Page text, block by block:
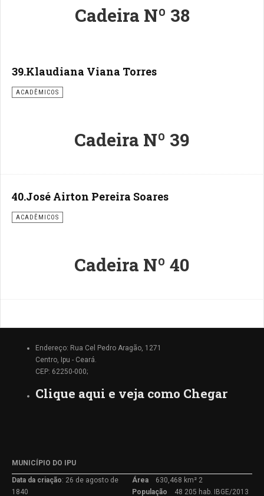
Cadeira Nº 38
39.Klaudiana Viana Torres
ACADÊMICOS
Cadeira Nº 39
40.José Airton Pereira Soares
ACADÊMICOS
Cadeira Nº 40
Endereço: Rua Cel Pedro Aragão, 1271
Centro, Ipu - Ceará.
CEP: 62250-000;
Clique aqui e veja como Chegar
MUNICÍPIO DO IPU
Data da criação: 26 de agosto de
1840
Área 630,468 km² 2
População 48 205 hab. IBGE/2013